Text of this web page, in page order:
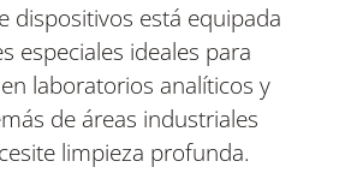
dispositivos está equipada
especiales ideales para
laboratorios analíticos y
de áreas industriales
limpieza profunda.